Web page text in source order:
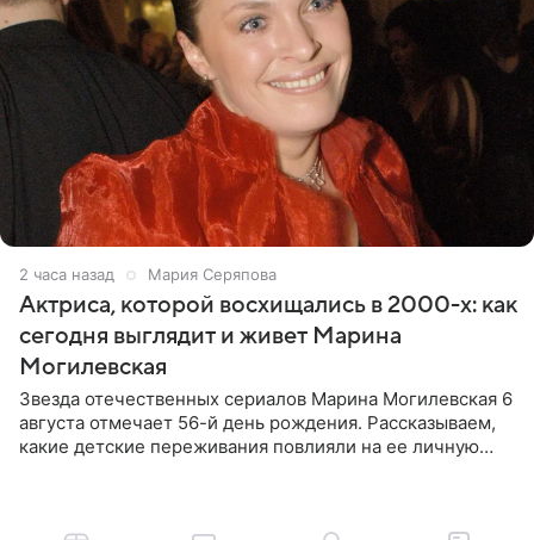
2 часа назад Мария Серяпова
Актриса, которой восхищались в 2000-х: как
сегодня выглядит и живет Марина
Могилевская
Звезда отечественных сериалов Марина Могилевская 6
августа отмечает 56-й день рождения. Рассказываем,
какие детские переживания повлияли на ее личную